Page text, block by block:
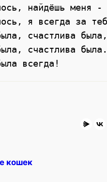
найдёшь меня
я всегда за
счастлива
счастлива
кошек